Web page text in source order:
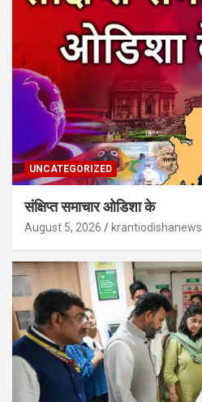
UNCATEGORIZED
संक्षिप्त समाचार ओडिशा के
August 5, 2026 krantiodishanews